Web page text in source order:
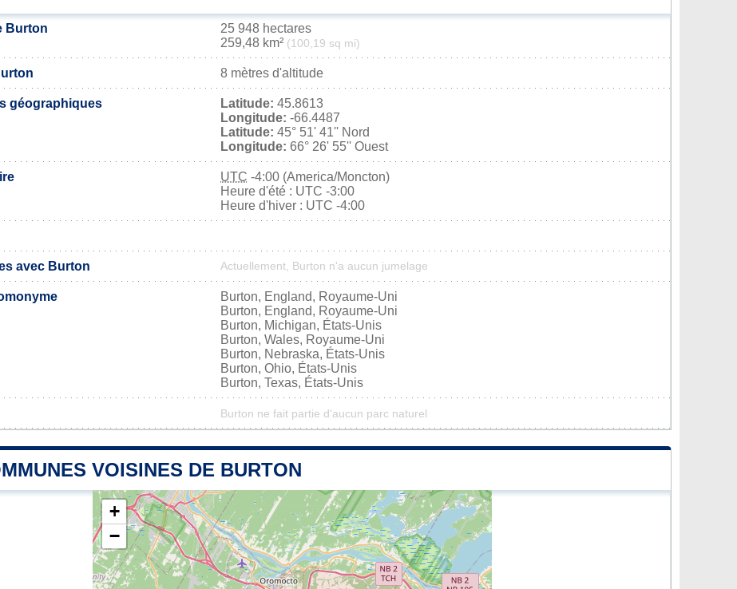
Burton
25 948 hectares
259,48 km² (100,19 sq mi)
8 mètres d'altitude
géographiques Latitude: 45.8613
Longitude: -66.4487
Latitude: 45° 51' 41'' Nord
Longitude: 66° 26' 55'' Ouest
UTC -4:00 (America/Moncton)
Heure d'été : UTC -3:00
Heure d'hiver : UTC -4:00
avec Burton Actuellement, Burton n'a aucun jumelage
Burton, England, Royaume-Uni
Burton, England, Royaume-Uni
Burton, Michigan, États-Unis
Burton, Wales, Royaume-Uni
Burton, Nebraska, États-Unis
Burton, Ohio, États-Unis
Burton, Texas, États-Unis
Burton ne fait partie d'aucun parc naturel
VOISINES DE BURTON
+
−